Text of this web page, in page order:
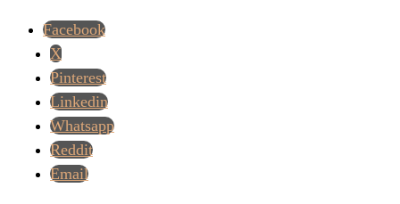
Facebook
X
Pinterest
Linkedin
Whatsapp
Reddit
Email